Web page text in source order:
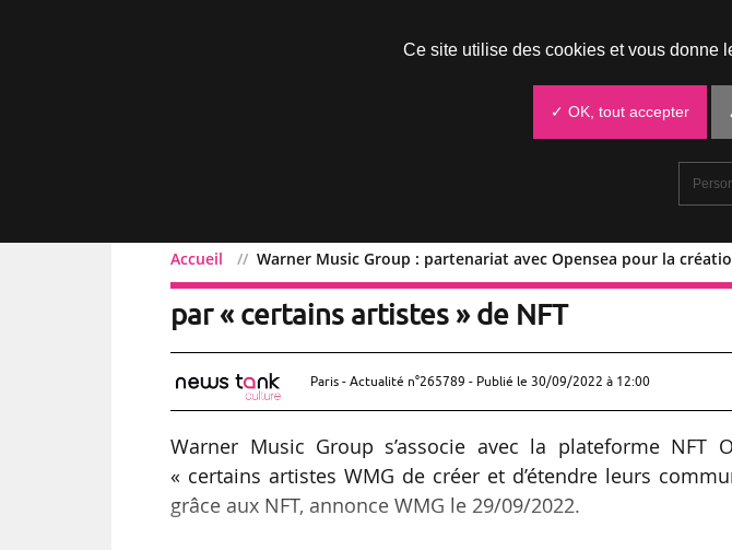
Accueil Warner Music Group : partenariat avec Opensea pour la
Warner Music Group : partenariat avec
par « certains artistes » de NFT
Paris - Actualité n°265789 - Publié le 30/09/2022 à 12:00
Warner Music Group s’associe avec la plateforme NFT
« certains artistes WMG de créer et d’étendre leurs
grâce aux NFT, annonce WMG le 29/09/2022.
Ce site utilise des cookies et vous donne
✓ OK, tout accepter